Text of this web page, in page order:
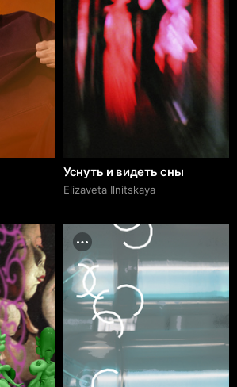
Уснуть и видеть сны
Elizaveta Ilnitskaya